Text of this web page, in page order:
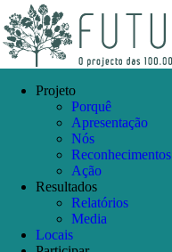
to
content
Facebook
Instagram
YouTube
Projeto
Porquê
Apresentação
Nós
Reconhecimentos
Ação
Resultados
Relatórios
Media
Locais